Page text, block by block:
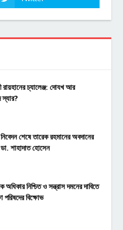
রায়হানের চ্যালেঞ্জ: দোযখ আর
স্যার?
শেষে তারেক রহমানের অবদানের
শাহাদাত হোসেন
অধিকার নিশ্চিত ও সন্ত্রাস দমনের দাবিতে
পরিষদের বিক্ষোভ